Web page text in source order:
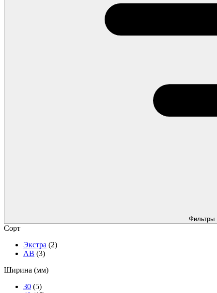
Фильтры
Сорт
Экстра (2)
АВ (3)
Ширина (мм)
30 (5)